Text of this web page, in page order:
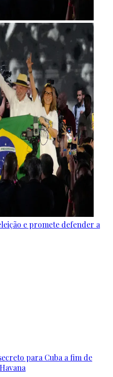
e promete defender a
para Cuba a fim de